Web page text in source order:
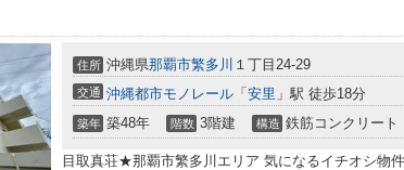
住所 沖縄県那覇市繁多川 １丁目24-29
交通 沖縄都市モノレール 「 安里 」駅 徒歩18分
築年 築48年 階数 3階建 構造 鉄筋コンクリート
目取真荘★那覇市繁多川エリア 気になるイチオシ物